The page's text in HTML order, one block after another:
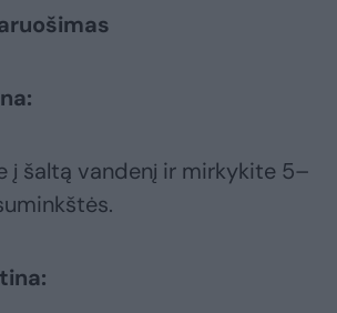
į šaltą vandenį ir mirkykite 5–